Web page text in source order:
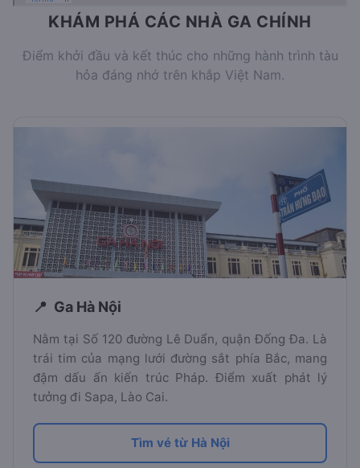
KHÁM PHÁ CÁC NHÀ GA CHÍNH
Điểm khởi đầu và kết thúc cho những hành trình tàu
hỏa đáng nhớ trên khắp Việt Nam.
Ga Hà Nội
Nằm tại Số 120 đường Lê Duẩn, quận Đống Đa. Là
trái tim của mạng lưới đường sắt phía Bắc, mang
đậm dấu ấn kiến trúc Pháp. Điểm xuất phát lý
tưởng đi Sapa, Lào Cai.
Tìm vé từ Hà Nội